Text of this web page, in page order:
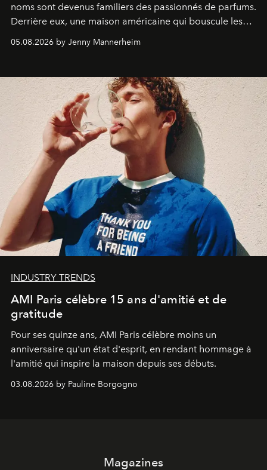
noms sont devenus familiers des passionnés de parfums.
Derrière eux, une maison américaine qui bouscule les
une approche aussi intuitive que personnelle :
05.08.2026 by Jenny Mannerheim
INDUSTRY TRENDS
AMI Paris célèbre 15 ans d'amitié et de
gratitude
Pour ses quinze ans, AMI Paris célèbre moins un
anniversaire qu'un état d'esprit, en rendant hommage à
l'amitié qui inspire la maison depuis ses débuts.
03.08.2026 by Pauline Borgogno
Magazines